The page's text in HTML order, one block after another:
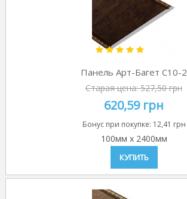
Панель Арт-Багет C10-2
Старая цена:527,50 грн
620,59 грн
Бонус при покупке: 12,41 грн
100мм x 2400мм
КУПИТЬ